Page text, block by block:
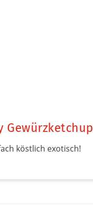
Gewürzketchup
köstlich exotisch!